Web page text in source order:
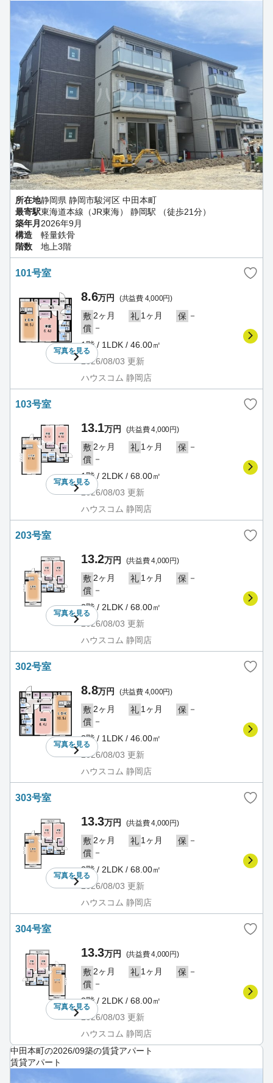
所在地静岡県 静岡市駿河区 中田本町
最寄駅東海道本線（JR東海） 静岡駅 （徒歩21分）
築年月 2026年9月
構造
軽量鉄骨
階数
地上3階
101号室
写真を見る
8.6万円 (共益費 4,000円)
敷 2ヶ月 礼 1ヶ月 保 －
償 －
1階 / 1LDK / 46.00㎡
2026/08/03 更新
ハウスコム 静岡店
103号室
写真を見る
13.1万円 (共益費 4,000円)
敷 2ヶ月 礼 1ヶ月 保 －
償 －
1階 / 2LDK / 68.00㎡
2026/08/03 更新
ハウスコム 静岡店
203号室
写真を見る
13.2万円 (共益費 4,000円)
敷 2ヶ月 礼 1ヶ月 保 －
償 －
2階 / 2LDK / 68.00㎡
2026/08/03 更新
ハウスコム 静岡店
302号室
写真を見る
8.8万円 (共益費 4,000円)
敷 2ヶ月 礼 1ヶ月 保 －
償 －
3階 / 1LDK / 46.00㎡
2026/08/03 更新
ハウスコム 静岡店
303号室
写真を見る
13.3万円 (共益費 4,000円)
敷 2ヶ月 礼 1ヶ月 保 －
償 －
3階 / 2LDK / 68.00㎡
2026/08/03 更新
ハウスコム 静岡店
304号室
写真を見る
13.3万円 (共益費 4,000円)
敷 2ヶ月 礼 1ヶ月 保 －
償 －
3階 / 2LDK / 68.00㎡
2026/08/03 更新
ハウスコム 静岡店
中田本町の2026/09築の賃貸アパート
賃貸アパート